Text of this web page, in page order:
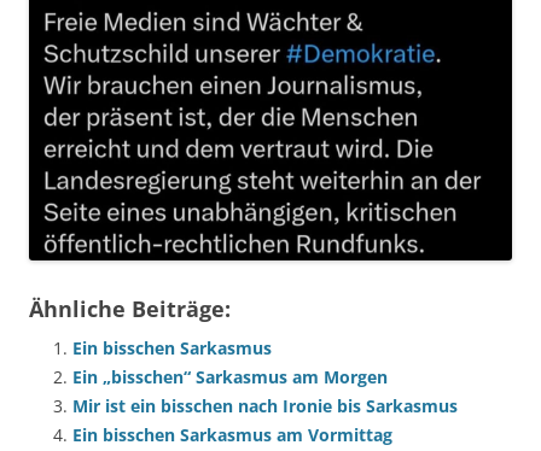
Ähnliche Beiträge:
Ein bisschen Sarkasmus
Ein „bisschen“ Sarkasmus am Morgen
Mir ist ein bisschen nach Ironie bis Sarkasmus
Ein bisschen Sarkasmus am Vormittag